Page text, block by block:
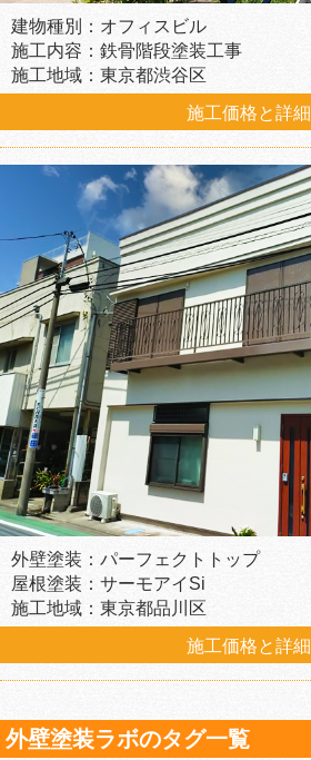
建物種別：オフィスビル
施工内容：鉄骨階段塗装工事
施工地域：東京都渋谷区
施工価格と詳細
外壁塗装：パーフェクトトップ
屋根塗装：サーモアイSi
施工地域：東京都品川区
施工価格と詳細
外壁塗装ラボのタグ一覧